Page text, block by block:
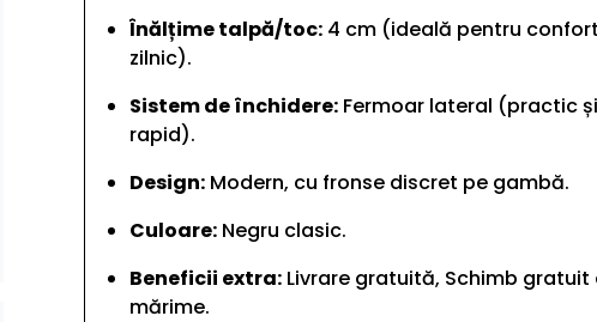
Înălțime talpă/toc:4 cm (ideală pentru
zilnic).
Sistem de închidere:Fermoar lateral (practic și
rapid).
Design:Modern, cu fronse discret pe gambă.
Culoare:Negru clasic.
Beneficii extra:Livrare gratuită, Schimb gratuit
mărime.